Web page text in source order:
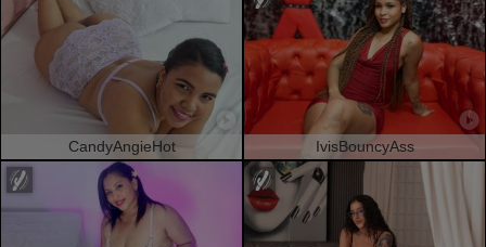
CandyAngieHot IvisBouncyAss